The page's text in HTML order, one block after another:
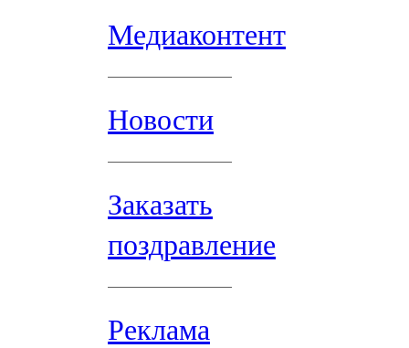
Медиаконтент
Новости
Заказать
поздравление
Реклама